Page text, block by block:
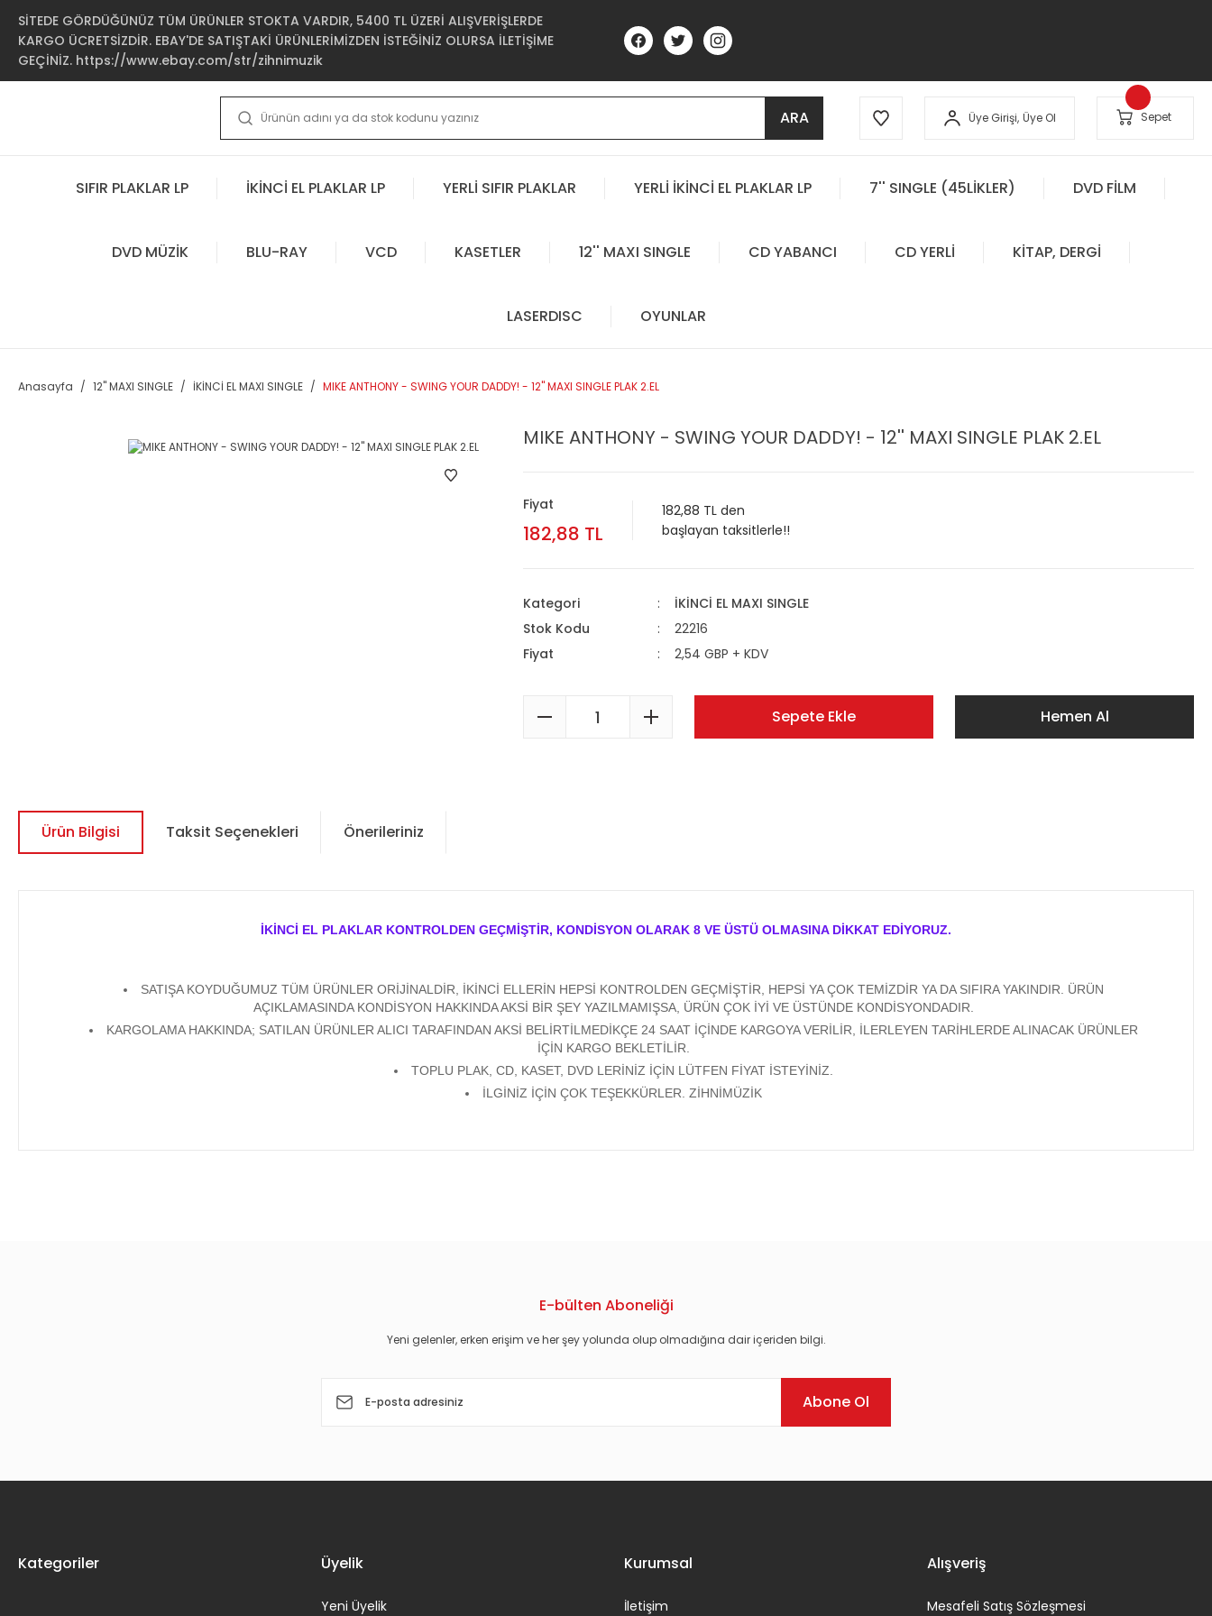
SİTEDE GÖRDÜĞÜNÜZ TÜM ÜRÜNLER STOKTA VARDIR, 5400 TL ÜZERİ ALIŞVERİŞLERDE
KARGO ÜCRETSİZDİR. EBAY'DE SATIŞTAKİ ÜRÜNLERİMİZDEN İSTEĞİNİZ OLURSA İLETİŞİME
GEÇİNİZ. https://www.ebay.com/str/zihnimuzik
ARA Üye Girişi, Üye Ol Sepet
SIFIR PLAKLAR LP İKİNCİ EL PLAKLAR LP YERLİ SIFIR PLAKLAR YERLİ İKİNCİ EL PLAKLAR LP 7'' SINGLE (45LİKLER) DVD FİLM
DVD MÜZİK BLU-RAY VCD KASETLER 12'' MAXI SINGLE CD YABANCI CD YERLİ KİTAP, DERGİ
LASERDISC OYUNLAR
Anasayfa 12'' MAXI SINGLE İKİNCİ EL MAXI SINGLE MIKE ANTHONY - SWING YOUR DADDY! - 12'' MAXI SINGLE PLAK 2.EL
MIKE ANTHONY - SWING YOUR DADDY! - 12'' MAXI SINGLE PLAK 2.EL
Fiyat
182,88 TL
182,88 TL den
başlayan taksitlerle!!
Kategori
İKİNCİ EL MAXI SINGLE
Stok Kodu
22216
Fiyat
2,54 GBP + KDV
Sepete Ekle Hemen Al
Ürün Bilgisi Taksit Seçenekleri Önerileriniz
İKİNCİ EL PLAKLAR KONTROLDEN GEÇMİŞTİR, KONDİSYON OLARAK 8 VE ÜSTÜ OLMASINA DİKKAT EDİYORUZ.
SATIŞA KOYDUĞUMUZ TÜM ÜRÜNLER ORİJİNALDİR, İKİNCİ ELLERİN HEPSİ KONTROLDEN GEÇMİŞTİR, HEPSİ YA ÇOK TEMİZDİR YA DA SIFIRA YAKINDIR. ÜRÜN
AÇIKLAMASINDA KONDİSYON HAKKINDA AKSİ BİR ŞEY YAZILMAMIŞSA, ÜRÜN ÇOK İYİ VE ÜSTÜNDE KONDİSYONDADIR.
KARGOLAMA HAKKINDA; SATILAN ÜRÜNLER ALICI TARAFINDAN AKSİ BELİRTİLMEDİKÇE 24 SAAT İÇİNDE KARGOYA VERİLİR, İLERLEYEN TARİHLERDE ALINACAK ÜRÜNLER
İÇİN KARGO BEKLETİLİR.
TOPLU PLAK, CD, KASET, DVD LERİNİZ İÇİN LÜTFEN FİYAT İSTEYİNİZ.
İLGİNİZ İÇİN ÇOK TEŞEKKÜRLER. ZİHNİMÜZİK
E-bülten Aboneliği
Yeni gelenler, erken erişim ve her şey yolunda olup olmadığına dair içeriden bilgi.
Abone Ol
Kategoriler Üyelik
Yeni Üyelik
Kurumsal
İletişim
Alışveriş
Mesafeli Satış Sözleşmesi